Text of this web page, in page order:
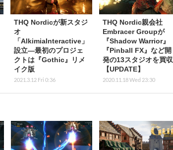
THQ Nordicが新スタジ
オ
「AlkimiaInteractive」
設立―最初のプロジェ
クトは『Gothic』リメ
イク版
2021.3.12 Fri 0:36
THQ Nordic親会社
Embracer Groupが
『Shadow Warrior』
『Pinball FX』など開
発の13スタジオを買収
【UPDATE】
2020.11.18 Wed 23:30